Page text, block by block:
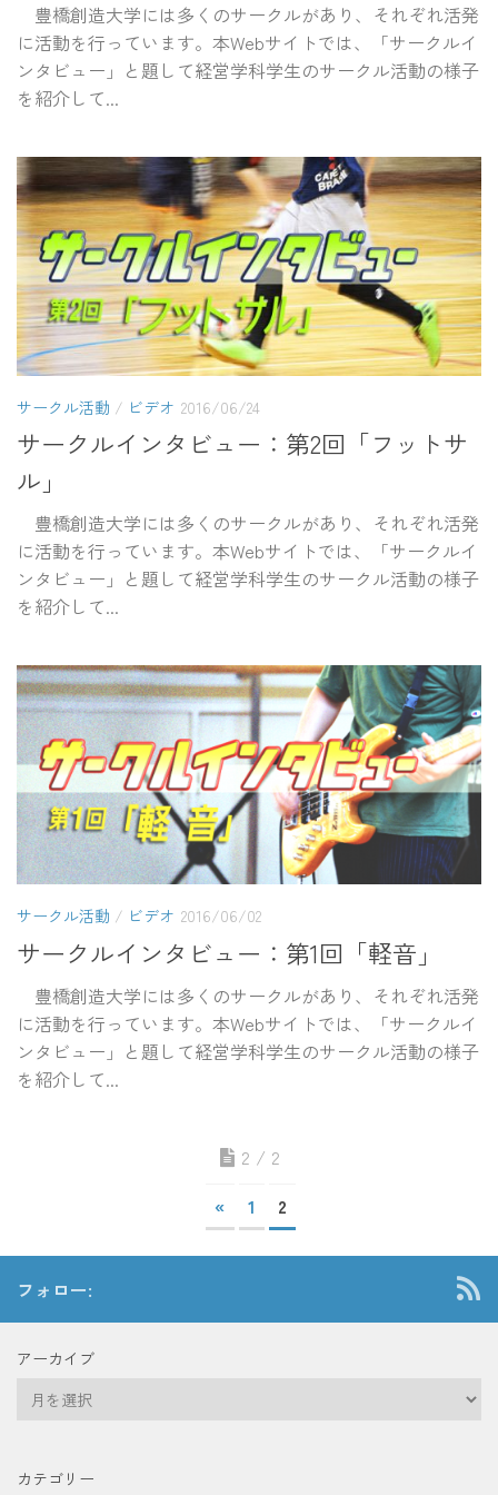
豊橋創造大学には多くのサークルがあり、それぞれ活発
に活動を行っています。本Webサイトでは、「サークルイ
ンタビュー」と題して経営学科学生のサークル活動の様子
を紹介して...
サークル活動 / ビデオ 2016/06/24
サークルインタビュー：第2回「フットサ
ル」
豊橋創造大学には多くのサークルがあり、それぞれ活発
に活動を行っています。本Webサイトでは、「サークルイ
ンタビュー」と題して経営学科学生のサークル活動の様子
を紹介して...
サークル活動 / ビデオ 2016/06/02
サークルインタビュー：第1回「軽音」
豊橋創造大学には多くのサークルがあり、それぞれ活発
に活動を行っています。本Webサイトでは、「サークルイ
ンタビュー」と題して経営学科学生のサークル活動の様子
を紹介して...
2 / 2
« 1 2
フォロー:
アーカイブ
イ
カテゴリー